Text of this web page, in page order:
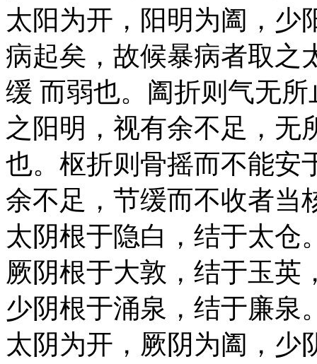
太阳为开，阳明为阖，少
病起矣，故候暴病者取之
缓 而弱也。阖折则气无
之阳明，视有余不足，无
也。枢折则骨摇而不能安
余不足，节缓而不收者当
太阴根于隐白，结于太仓
厥阴根于大敦，结于玉英
少阴根于涌泉，结于廉泉
太阴为开，厥阴为阖，少